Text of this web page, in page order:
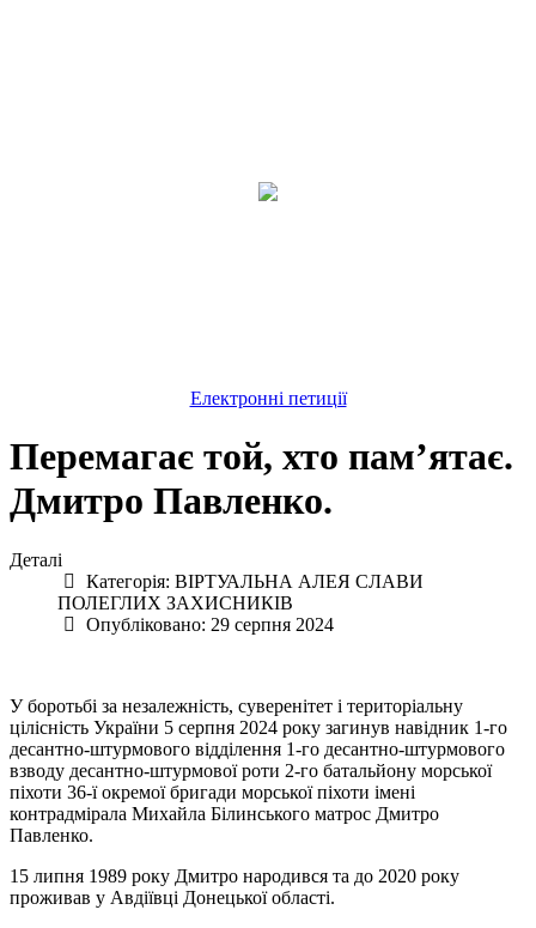
Електронні петиції
Перемагає той, хто пам’ятає.
Дмитро Павленко.
Деталі
Категорія: ВІРТУАЛЬНА АЛЕЯ СЛАВИ
ПОЛЕГЛИХ ЗАХИСНИКІВ
Опубліковано: 29 серпня 2024
У боротьбі за незалежність, суверенітет і територіальну
цілісність України 5 серпня 2024 року загинув навідник 1-го
десантно-штурмового відділення 1-го десантно-штурмового
взводу десантно-штурмової роти 2-го батальйону морської
піхоти 36-ї окремої бригади морської піхоти імені
контрадмірала Михайла Білинського матрос Дмитро
Павленко.
15 липня 1989 року Дмитро народився та до 2020 року
проживав у Авдіївці Донецької області.